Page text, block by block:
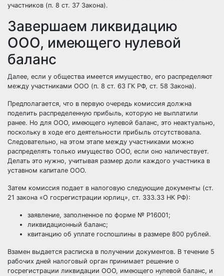
участников (п. 8 ст. 37 Закона).
Завершаем ликвидацию
ООО, имеющего нулевой
баланс
Далее, если у общества имеется имущество, его распределяют
между участниками ООО (п. 8 ст. 63 ГК РФ, ст. 58 Закона).
Предполагается, что в первую очередь комиссия должна
поделить распределенную прибыль, которую не выплатили
ранее. Но для ООО, имеющего нулевой баланс, это неактуально,
поскольку в ходе его деятельности прибыль отсутствовала.
Следовательно, на этом этапе между участниками можно
распределять только имущество ООО, если оно наличествует.
Делать это нужно, учитывая размер доли каждого участника в
уставном капитале ООО.
Затем комиссия подает в налоговую следующие документы (ст.
21 закона «О госрегистрации юрлиц», ст. 333.33 НК РФ):
заявление, заполненное по форме № Р16001;
ликвидационный баланс;
квитанцию об уплате госпошлины в размере 800 рублей.
Взамен выдается расписка в получении документов. В течение 5
рабочих дней налоговый орган принимает решение о
госрегистрации ликвидации ООО, имеющего нулевой баланс, и